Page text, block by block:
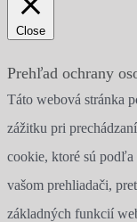
Close
Prehľad ochrany
Táto webová stránka
zážitku pri
cookie, ktoré sú podľa
vašom prehliadači,
základných funkcií